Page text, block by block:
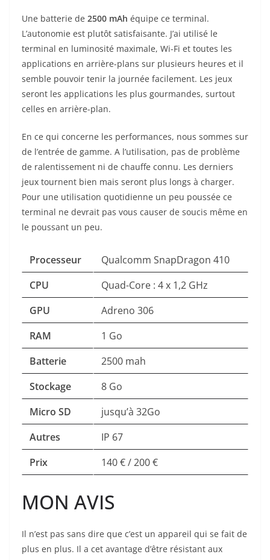
Une batterie de 2500 mAh équipe ce terminal.
L’autonomie est plutôt satisfaisante. J’ai utilisé le
terminal en luminosité maximale, Wi-Fi et toutes les
applications en arrière-plans sur plusieurs heures et il
semble pouvoir tenir la journée facilement. Les jeux
seront les applications les plus gourmandes, surtout
celles en arrière-plan.
En ce qui concerne les performances, nous sommes sur
de l’entrée de gamme. A l’utilisation, pas de problème
de ralentissement ni de chauffe connu. Les derniers
jeux tournent bien mais seront plus longs à charger.
Pour une utilisation quotidienne un peu poussée ce
terminal ne devrait pas vous causer de soucis même en
le poussant un peu.
Processeur
Qualcomm SnapDragon 410
CPU
Quad-Core : 4 x 1,2 GHz
GPU
Adreno 306
RAM
1 Go
Batterie
2500 mah
Stockage
8 Go
Micro SD
jusqu’à 32Go
Autres
IP 67
Prix
140 € / 200 €
MON AVIS
Il n’est pas sans dire que c’est un appareil qui se fait de
plus en plus. Il a cet avantage d’être résistant aux